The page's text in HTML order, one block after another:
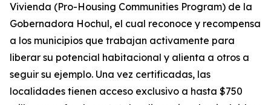
Vivienda (Pro-Housing Communities Program) de la
Gobernadora Hochul, el cual reconoce y recompensa
a los municipios que trabajan activamente para
liberar su potencial habitacional y alienta a otros a
seguir su ejemplo. Una vez certificadas, las
localidades tienen acceso exclusivo a hasta $750